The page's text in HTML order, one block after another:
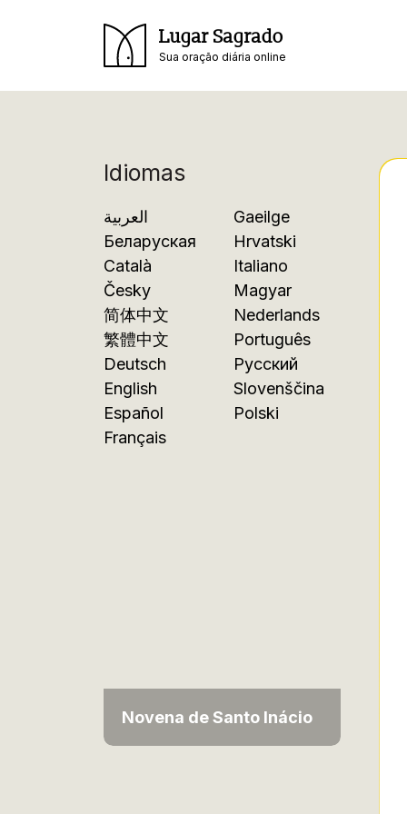
Lugar Sagrado
Sua oração diária online
Idiomas
العربية
Беларуская
Català
Česky
简体中文
繁體中文
Deutsch
English
Español
Français
Gaeilge
Hrvatski
Italiano
Magyar
Nederlands
Português
Русский
Slovenščina
Polski
Novena de Santo Inácio